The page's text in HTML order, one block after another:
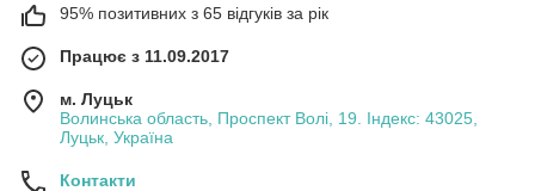
95% позитивних з 65 відгуків за рік
Працює з 11.09.2017
м. Луцьк
Волинська область, Проспект Волі, 19. Індекс: 43025,
Луцьк, Україна
Контакти